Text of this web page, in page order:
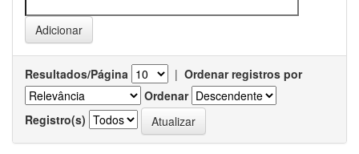
Resultados/Página | Ordenar registros por
Ordenar
Registro(s)